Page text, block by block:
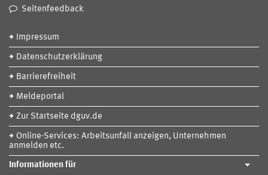
Seitenfeedback
Impressum
Datenschutzerklärung
Barrierefreiheit
Meldeportal
Zur Startseite dguv.de
Online-Services: Arbeitsunfall anzeigen, Unternehmen
anmelden etc.
Informationen für